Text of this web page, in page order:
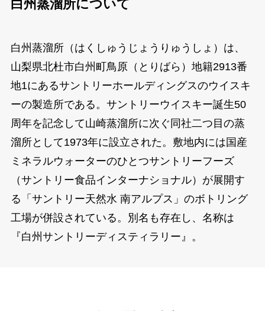
白州蒸溜所について
白州蒸溜所（はくしゅうじょうりゅうしょ）は、
山梨県北杜市白州町鳥原（とりばら）地籍2913番
地1にあるサントリーホールディングスのウイスキ
ーの製造所である。サントリーウイスキー誕生50
周年を記念して山崎蒸溜所に次ぐ同社二つ目の蒸
溜所として1973年に設立された。敷地内には国産
ミネラルウォーターのひとつサントリーフーズ
（サントリー食品インターナショナル）が展開す
る「サントリー天然水 南アルプス」のボトリング
工場が併設されている。別名も存在し、名称は
『白州サントリーディスティラリー』。